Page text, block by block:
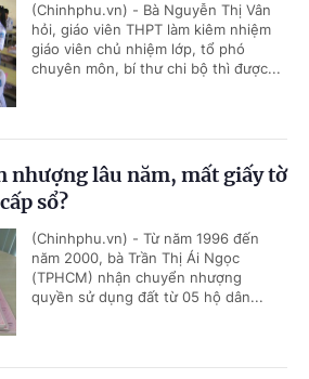
(Chinhphu.vn) - Bà Nguyễn Thị Vân
hỏi, giáo viên THPT làm kiêm nhiệm
giáo viên chủ nhiệm lớp, tổ phó
chuyên môn, bí thư chi bộ thì được...
nhượng lâu năm, mất giấy tờ
sổ?
(Chinhphu.vn) - Từ năm 1996 đến
năm 2000, bà Trần Thị Ái Ngọc
(TPHCM) nhận chuyển nhượng
quyền sử dụng đất từ 05 hộ dân...